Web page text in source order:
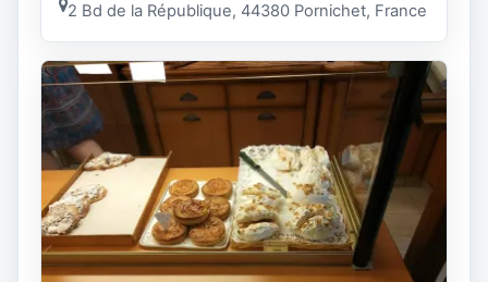
2 Bd de la République, 44380 Pornichet, France